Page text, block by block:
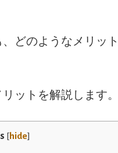
どのようなメリッ
ットを解説します。
[hide]